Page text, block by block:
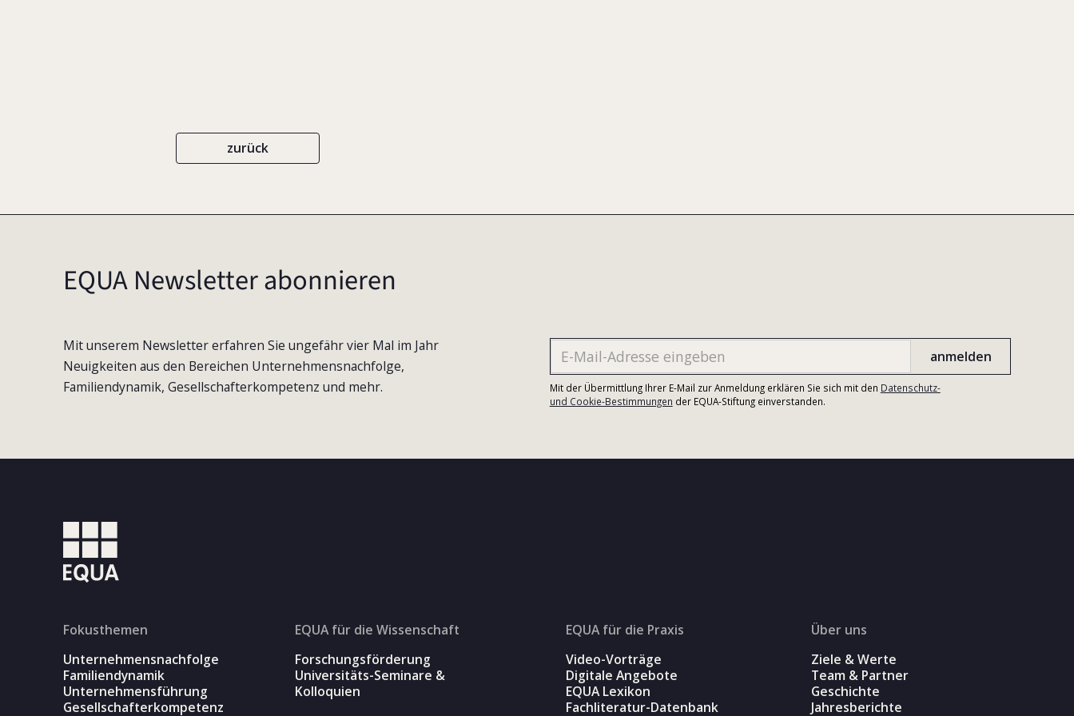
zurück
EQUA Newsletter abonnieren
Mit unserem Newsletter erfahren Sie ungefähr vier Mal im Jahr
Neuigkeiten aus den Bereichen Unternehmensnachfolge,
Familiendynamik, Gesellschafterkompetenz und mehr.
Mit der Übermittlung Ihrer E-Mail zur Anmeldung erklären Sie sich mit den Datenschutz-
und Cookie-Bestimmungen der EQUA-Stiftung einverstanden.
Fokusthemen
Unternehmensnachfolge
Familiendynamik
Unternehmensführung
Gesellschafterkompetenz
EQUA für die Wissenschaft
Forschungsförderung
Universitäts-Seminare &
Kolloquien
EQUA für die Praxis
Video-Vorträge
Digitale Angebote
EQUA Lexikon
Fachliteratur-Datenbank
Über uns
Ziele & Werte
Team & Partner
Geschichte
Jahresberichte